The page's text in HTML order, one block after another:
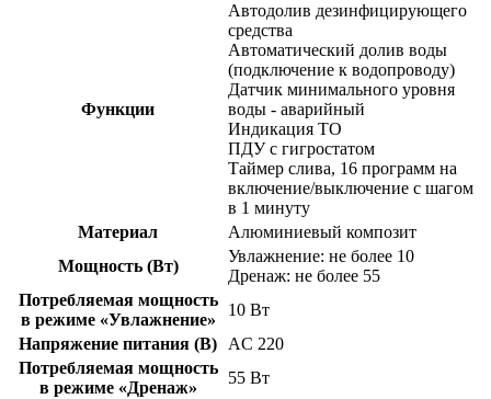
Функции
Автодолив дезинфицирующего
средства
Автоматический долив воды
(подключение к водопроводу)
Датчик минимального уровня
воды - аварийный
Индикация ТО
ПДУ с гигростатом
Таймер слива, 16 программ на
включение/выключение с шагом
в 1 минуту
Материал
Алюминиевый композит
Мощность (Вт)
Увлажнение: не более 10
Дренаж: не более 55
Потребляемая мощность
в режиме «Увлажнение»
10 Вт
Напряжение питания (В)
AC 220
Потребляемая мощность
в режиме «Дренаж»
55 Вт